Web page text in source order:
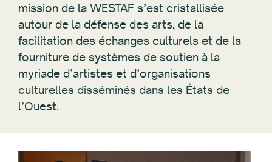
mission de la WESTAF s’est cristallisée
autour de la défense des arts, de la
facilitation des échanges culturels et de la
fourniture de systèmes de soutien à la
myriade d’artistes et d’organisations
culturelles disséminés dans les États de
l’Ouest.